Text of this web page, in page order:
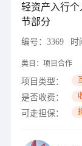
轻资产入行
节部分
编号： 3369 时
类目： 项目合作
项目类型：
是否收费：
可走担保：